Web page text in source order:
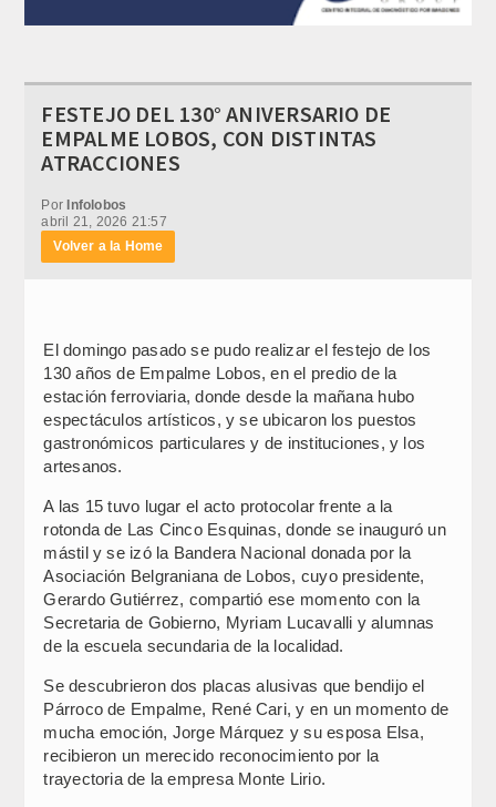
FESTEJO DEL 130° ANIVERSARIO DE
EMPALME LOBOS, CON DISTINTAS
ATRACCIONES
PorInfolobos
abril 21, 2026 21:57
Volver a la Home
El domingo pasado se pudo realizar el festejo de los
130 años de Empalme Lobos, en el predio de la
estación ferroviaria, donde desde la mañana hubo
espectáculos artísticos, y se ubicaron los puestos
gastronómicos particulares y de instituciones, y los
artesanos.
A las 15 tuvo lugar el acto protocolar frente a la
rotonda de Las Cinco Esquinas, donde se inauguró un
mástil y se izó la Bandera Nacional donada por la
Asociación Belgraniana de Lobos, cuyo presidente,
Gerardo Gutiérrez, compartió ese momento con la
Secretaria de Gobierno, Myriam Lucavalli y alumnas
de la escuela secundaria de la localidad.
Se descubrieron dos placas alusivas que bendijo el
Párroco de Empalme, René Cari, y en un momento de
mucha emoción, Jorge Márquez y su esposa Elsa,
recibieron un merecido reconocimiento por la
trayectoria de la empresa Monte Lirio.